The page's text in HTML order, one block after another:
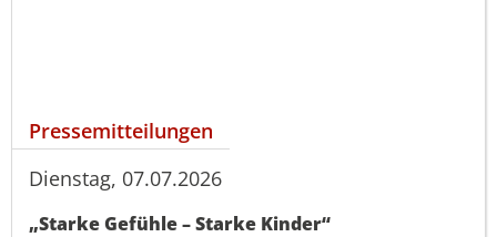
Pressemitteilungen
Dienstag, 07.07.2026
„Starke Gefühle – Starke Kinder“